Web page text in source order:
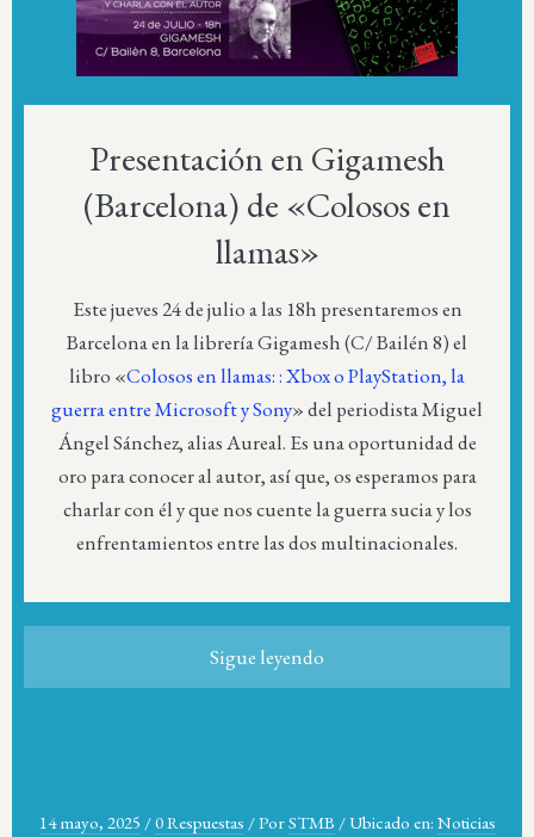
Presentación en Gigamesh
(Barcelona) de «Colosos en
llamas»
Este jueves 24 de julio a las 18h presentaremos en
Barcelona en la librería Gigamesh (C/ Bailén 8) el
libro «Colosos en llamas: : Xbox o PlayStation, la
guerra entre Microsoft y Sony» del periodista Miguel
Ángel Sánchez, alias Aureal. Es una oportunidad de
oro para conocer al autor, así que, os esperamos para
charlar con él y que nos cuente la guerra sucia y los
enfrentamientos entre las dos multinacionales.
Sigue leyendo
14 mayo, 2025 /0 Respuestas /PorSTMB / Ubicado en: Noticias